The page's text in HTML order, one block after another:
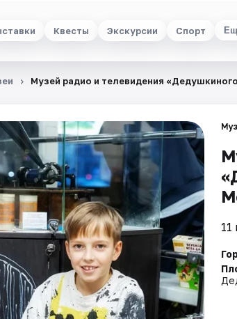
Квесты Экскурсии Спорт
Музей радио и телевидения
11